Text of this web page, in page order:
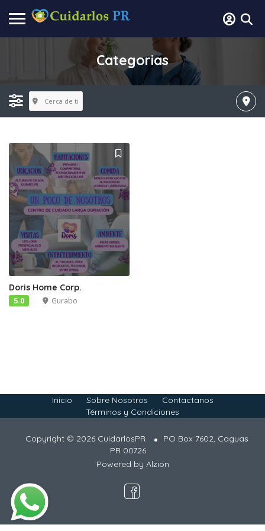
Categorias
Cerca de ti
Doris Home Corp.
5.0 Gurabo
Inicio Sobre Nosotros
Contactanos
Términos y Condiciones
Copyright © 2026 CuidarlosPR
PO Box 7602, Caguas
PR 00726
Powered by Alzion